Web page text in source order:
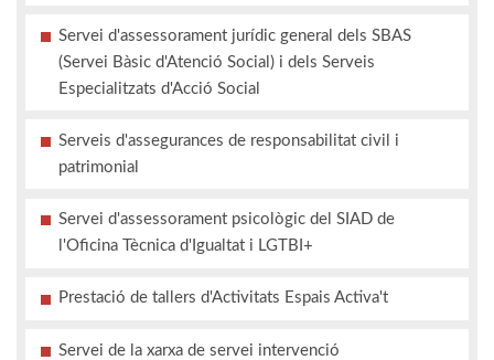
Servei d'assessorament jurídic general dels SBAS
(Servei Bàsic d'Atenció Social) i dels Serveis
Especialitzats d'Acció Social
Serveis d'assegurances de responsabilitat civil i
patrimonial
Servei d'assessorament psicològic del SIAD de
l'Oficina Tècnica d'Igualtat i LGTBI+
Prestació de tallers d'Activitats Espais Activa't
Servei de la xarxa de servei intervenció